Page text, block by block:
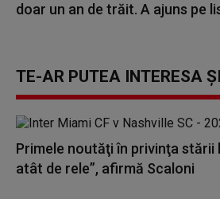
doar un an de trăit. A ajuns pe
TE-AR PUTEA INTERESA ȘI
Primele noutăţi în privinţa stării
atât de rele”, afirmă Scaloni